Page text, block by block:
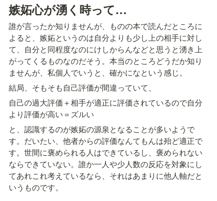
嫉妬心が湧く時って…
誰が言ったか知りませんが、ものの本で読んだところに
よると、嫉妬というのは自分よりも少し上の相手に対し
て、自分と同程度なのにけしからんなどと思うと湧き上
がってくるものなのだそう。本当のところどうだか知り
ませんが、私個人でいうと、確かになという感じ。
結局、そもそも自己評価が間違っていて、
自己の過大評価＋相手が適正に評価されているので自分
より評価が高い＝ズルい
と、認識するのが嫉妬の源泉となることが多いようで
す。だいたい、他者からの評価なんてもんは殆ど適正で
す。世間に褒められる人はできているし、褒められない
ならできていない。誰か一人や少人数の反応を対象にし
てあれこれ考えているなら、それはあまりに他人軸だと
いうものです。